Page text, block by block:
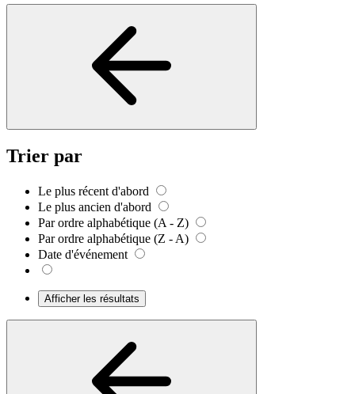
Trier par
Le plus récent d'abord
Le plus ancien d'abord
Par ordre alphabétique (A - Z)
Par ordre alphabétique (Z - A)
Date d'événement
Afficher les résultats